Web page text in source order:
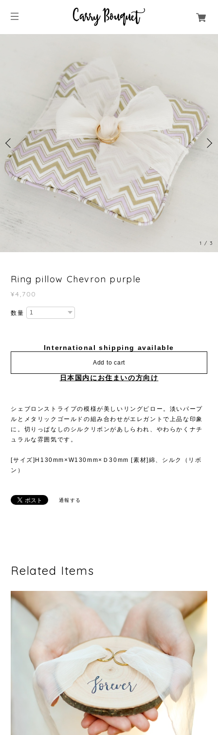
1 /3
Ring pillow Chevron purple
¥4,700
数量
International shipping available
Add to cart
日本国内にお住まいの方向け
シェブロンストライプの模様が美しいリングピロー。淡いパープ
ルとメタリックゴールドの組み合わせがエレガントで上品な印象
に。切りっぱなしのシルクリボンがあしらわれ、やわらかくナチ
ュラルな雰囲気です。
[サイズ]H130mm×W130mm×Ｄ30mm [素材]綿、シルク（リボ
ン）
通報する
Related Items